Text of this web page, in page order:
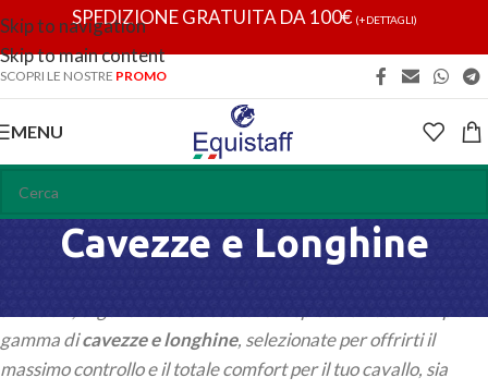
Skip to navigation
Skip to main content
SPEDIZIONE GRATUITA DA 100€ (+DETTAGLI)
SCOPRI LE NOSTRE PROMO
MENU
Cavezze e Longhine
gamma dicavezze e longhine, selezionate per offrirti il
massimo controllo e il totale comfort per il tuo cavallo, sia